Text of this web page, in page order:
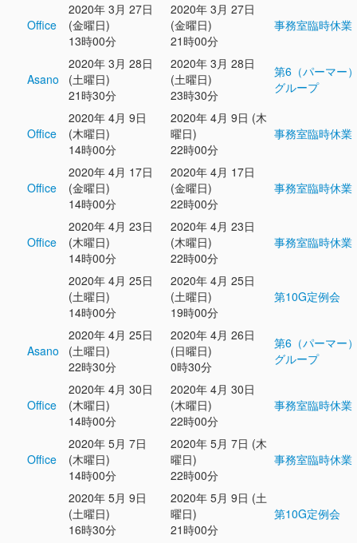
Office
2020年 3月 27日
(金曜日)
13時00分
2020年 3月 27日
(金曜日)
21時00分
事務室臨時休業
Asano
2020年 3月 28日
(土曜日)
21時30分
2020年 3月 28日
(土曜日)
23時30分
第6（パーマー
グループ
Office
2020年 4月 9日
(木曜日)
14時00分
2020年 4月 9日 (木
曜日)
22時00分
事務室臨時休業
Office
2020年 4月 17日
(金曜日)
14時00分
2020年 4月 17日
(金曜日)
22時00分
事務室臨時休業
Office
2020年 4月 23日
(木曜日)
14時00分
2020年 4月 23日
(木曜日)
22時00分
事務室臨時休業
2020年 4月 25日
(土曜日)
14時00分
2020年 4月 25日
(土曜日)
19時00分
第10G定例会
Asano
2020年 4月 25日
(土曜日)
22時30分
2020年 4月 26日
(日曜日)
0時30分
第6（パーマー
グループ
Office
2020年 4月 30日
(木曜日)
14時00分
2020年 4月 30日
(木曜日)
22時00分
事務室臨時休業
Office
2020年 5月 7日
(木曜日)
14時00分
2020年 5月 7日 (木
曜日)
22時00分
事務室臨時休業
2020年 5月 9日
(土曜日)
16時30分
2020年 5月 9日 (土
曜日)
21時00分
第10G定例会